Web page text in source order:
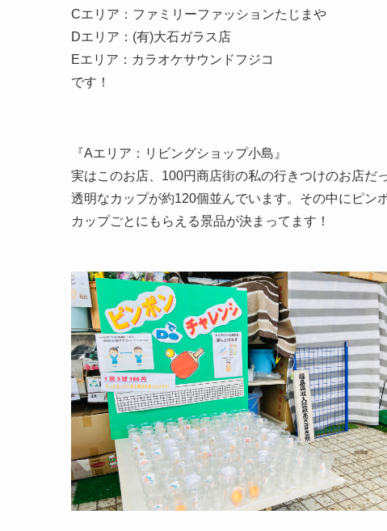
Cエリア：ファミリーファッションたじまや
Dエリア：(有)大石ガラス店
Eエリア：カラオケサウンドフジコ
です！
『Aエリア：リビングショップ小島』
実はこのお店、100円商店街の私の行きつけのお店だ
透明なカップが約120個並んでいます。その中にピン
カップごとにもらえる景品が決まってます！